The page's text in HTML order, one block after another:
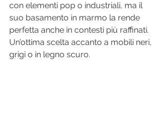
con elementi pop o industriali, ma il
suo basamento in marmo la rende
perfetta anche in contesti più raffinati.
Un’ottima scelta accanto a mobili neri,
grigi o in legno scuro.